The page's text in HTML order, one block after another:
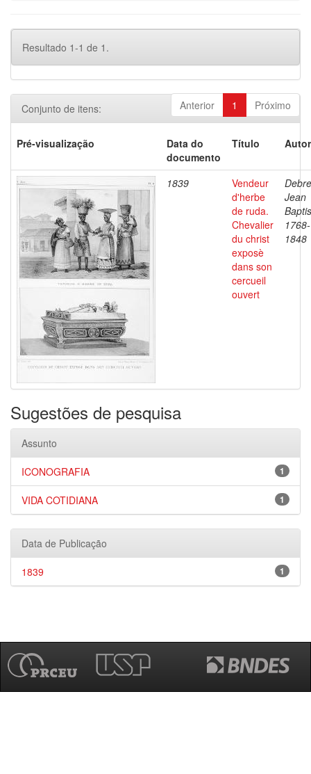
Resultado 1-1 de 1.
Anterior 1 Próximo
Conjunto de itens:
Pré-visualização
Data do
documento
Título
1839
Vendeur
d'herbe
de ruda.
Chevalier
du christ
exposè
dans son
cercueil
ouvert
Jean
1768-
1848
Sugestões de pesquisa
Assunto
1
ICONOGRAFIA
1
VIDA COTIDIANA
Data de Publicação
1
1839